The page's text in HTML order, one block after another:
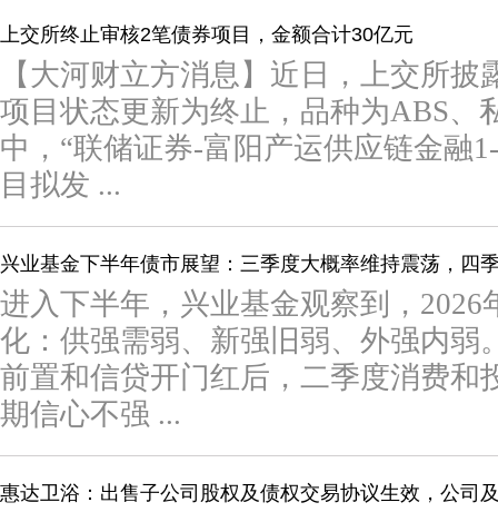
上交所终止审核2笔债券项目，金额合计30亿元
【大河财立方消息】近日，上交所
项目状态更新为终止，品种为ABS、
中，“联储证券-富阳产运供应链金融
目拟发 ...
兴业基金下半年债市展望：三季度大概率维持震荡，四
进入下半年，兴业基金观察到，
化：供强需弱、新强旧弱、外强内弱
前置和信贷开门红后，二季度消费和
期信心不强 ...
惠达卫浴：出售子公司股权及债权交易协议生效，公司